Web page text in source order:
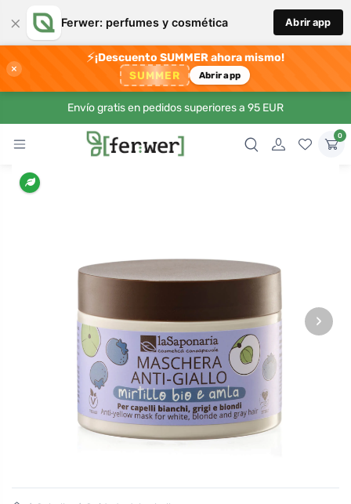
× Ferwer: perfumes y cosmética Abrir app
×
⚡¡Descuento SUMMER ahora mismo!
SUMMER Abrir app
Envío gratis en pedidos superiores a 95 EUR
0
›